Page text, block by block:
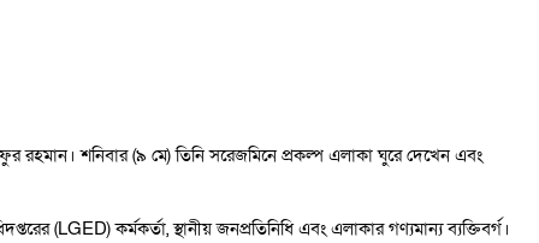
রহমান। শনিবার (৯ মে) তিনি সরেজমিনে প্রকল্প এলাকা ঘুরে দেখেন এবং
(LGED) কর্মকর্তা, স্থানীয় জনপ্রতিনিধি এবং এলাকার গণ্যমান্য ব্যক্তিবর্গ।